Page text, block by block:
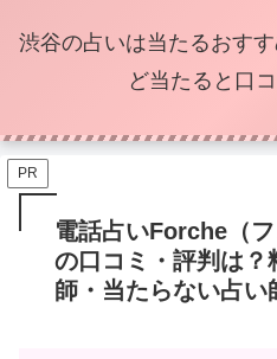
渋谷の占いは当たるおす
ど当たると口
PR
電話占いForche（
の口コミ・評判は？
師・当たらない占い